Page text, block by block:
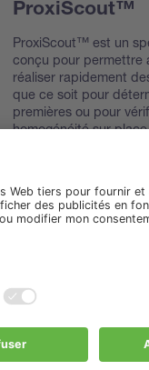
ProxiScout™
ProxiScout™ est un
conçu pour permettre
réaliser rapidement
que ce soit pour
premières ou pour
homogénéité sur
une intégration fluide
instantanés sont
hors ligne, vous
laboratoire où que